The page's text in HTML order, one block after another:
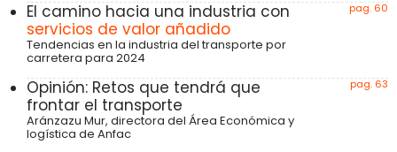
El camino hacia una industria con
servicios de valor añadido
Tendencias en la industria del transporte por
carretera para 2024
pag. 60
Opinión: Retos que tendrá que
frontar el transporte
Aránzazu Mur, directora del Área Económica y
logística de Anfac
pag. 63